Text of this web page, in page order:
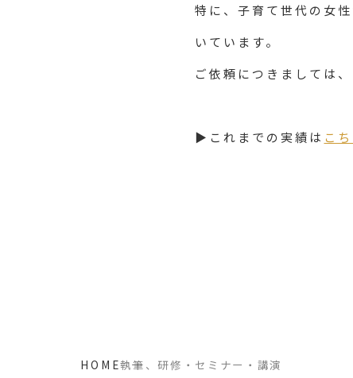
特に、子育て世代の女
いています。
ご依頼につきましては
▶これまでの実績は こち
HOME執筆、研修・セミナー・講演